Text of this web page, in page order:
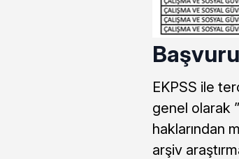
EKPSS ile
genel olarak
haklarından
arşiv